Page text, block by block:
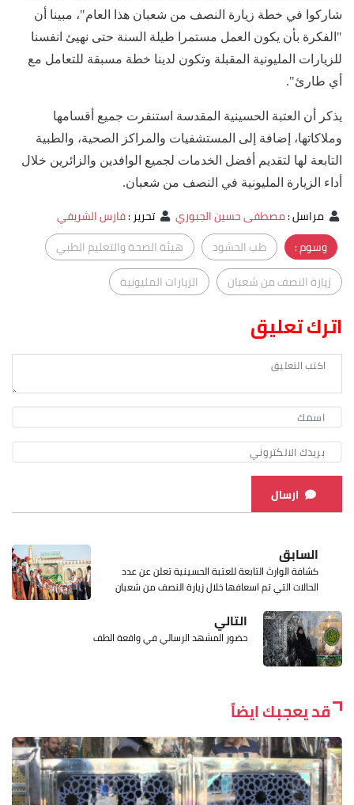
شاركوا في خطة زيارة النصف من شعبان هذا العام"، مبينا أن
"الفكرة بأن يكون العمل مستمرا طيلة السنة حتى نهيئ انفسنا
للزيارات المليونية المقبلة وتكون لدينا خطة مسبقة للتعامل مع
أي طارئ".
يذكر أن العتبة الحسينية المقدسة استنفرت جميع أقسامها
وملاكاتها، إضافة إلى المستشفيات والمراكز الصحية، والطبية
التابعة لها لتقديم أفضل الخدمات لجميع الوافدين والزائرين خلال
أداء الزيارة المليونية في النصف من شعبان.
مراسل:مصطفى حسين الجبوري تحرير:فارس الشريفي
وسوم :
طب الحشود
هيئة الصحة والتعليم الطبي
زيارة النصف من شعبان
الزيارات المليونية
اترك تعليق
ارسال
السابق
كشافة الوارث التابعة للعتبة الحسينية تعلن عن عدد
الحالات التي تم اسعافها خلال زيارة النصف من شعبان
التالي
حضور المشهد الرسالي في واقعة الطف
قد يعجبك ايضاً